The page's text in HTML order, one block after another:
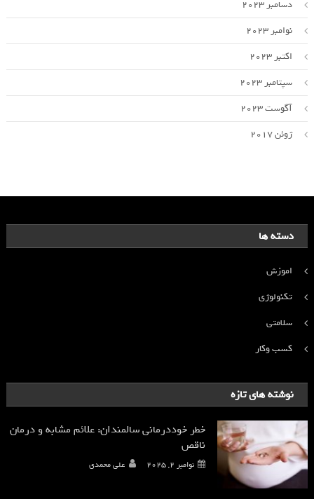
دسامبر 2023
نوامبر 2023
اکتبر 2023
سپتامبر 2023
آگوست 2023
ژوئن 2017
دسته ها
اموزش
تکنولوژی
سلامتی
کسب وکار
نوشته های تازه
خطر خوددرمانی سالمندان: علائم مشابه و درمان
ناقص
نوامبر 2, 2025 علی محمدی